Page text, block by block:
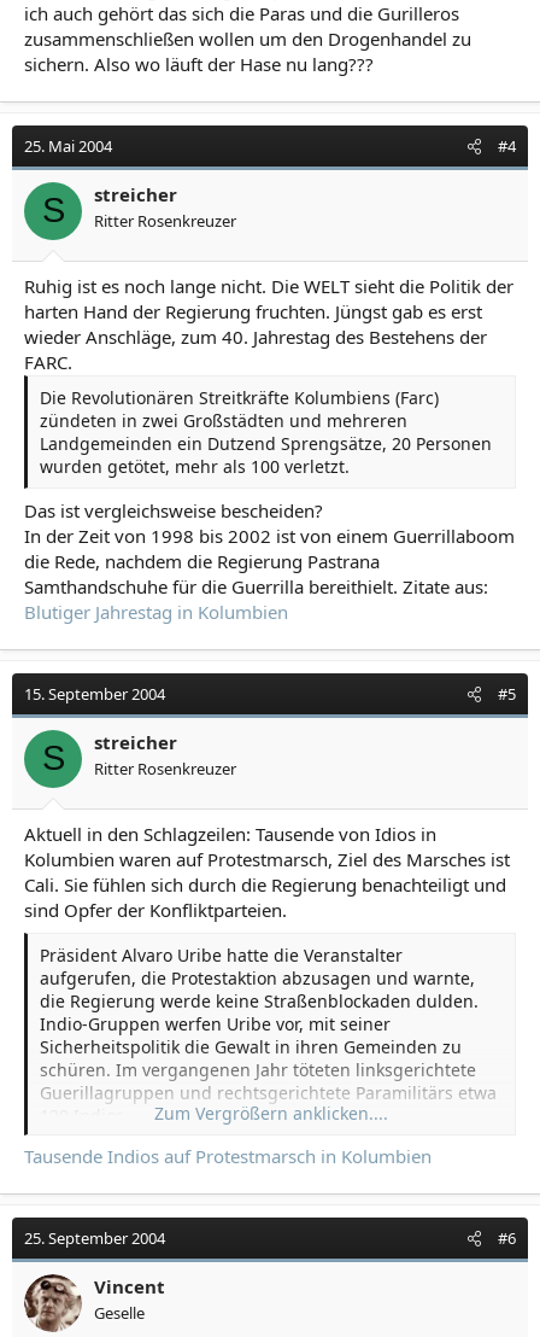
ich auch gehört das sich die Paras und die Gurilleros
zusammenschließen wollen um den Drogenhandel zu
sichern. Also wo läuft der Hase nu lang???
25. Mai 2004 #4
S streicher
Ritter Rosenkreuzer
Ruhig ist es noch lange nicht. Die WELT sieht die Politik der
harten Hand der Regierung fruchten. Jüngst gab es erst
wieder Anschläge, zum 40. Jahrestag des Bestehens der
FARC.
Die Revolutionären Streitkräfte Kolumbiens (Farc)
zündeten in zwei Großstädten und mehreren
Landgemeinden ein Dutzend Sprengsätze, 20 Personen
wurden getötet, mehr als 100 verletzt.
Das ist vergleichsweise bescheiden?
In der Zeit von 1998 bis 2002 ist von einem Guerrillaboom
die Rede, nachdem die Regierung Pastrana
Samthandschuhe für die Guerrilla bereithielt. Zitate aus:
Blutiger Jahrestag in Kolumbien
15. September 2004 #5
S streicher
Ritter Rosenkreuzer
Aktuell in den Schlagzeilen: Tausende von Idios in
Kolumbien waren auf Protestmarsch, Ziel des Marsches ist
Cali. Sie fühlen sich durch die Regierung benachteiligt und
sind Opfer der Konfliktparteien.
Präsident Alvaro Uribe hatte die Veranstalter
aufgerufen, die Protestaktion abzusagen und warnte,
die Regierung werde keine Straßenblockaden dulden.
Indio-Gruppen werfen Uribe vor, mit seiner
Sicherheitspolitik die Gewalt in ihren Gemeinden zu
schüren. Im vergangenen Jahr töteten linksgerichtete
Guerillagruppen und rechtsgerichtete Paramilitärs etwa
Zum Vergrößern anklicken....
Tausende Indios auf Protestmarsch in Kolumbien
25. September 2004 #6
Vincent
Geselle